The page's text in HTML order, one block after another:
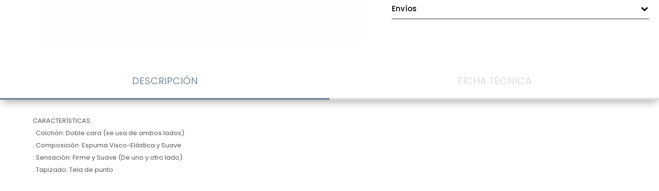
Envíos
DESCRIPCIÓN FICHA TÉCNICA
CARACTERÍSTICAS:
. Colchón: Doble cara (se usa de ambos lados)
. Composición: Espuma Visco-Elástica y Suave
. Sensación: Firme y Suave (De uno y otro lado).
. Tapizado: Tela de punto